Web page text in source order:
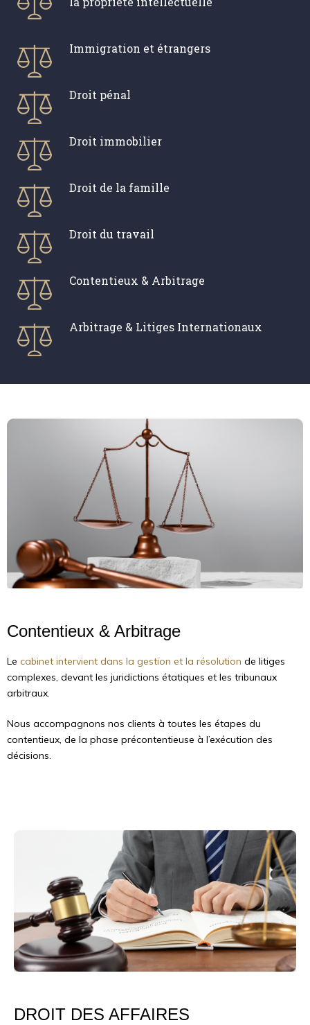
Immigration et étrangers
Droit pénal
Droit immobilier
Droit de la famille
Droit du travail
Contentieux & Arbitrage
Arbitrage & Litiges Internationaux
Contentieux & Arbitrage
Le cabinet intervient dans la gestion et la résolution de litiges
complexes, devant les juridictions étatiques et les tribunaux
arbitraux.
Nous accompagnons nos clients à toutes les étapes du
contentieux, de la phase précontentieuse à l’exécution des
décisions.
DROIT DES AFFAIRES